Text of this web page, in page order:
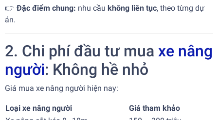
👉Đặc điểm chung: nhu cầu không liên tục, theo từng dự
án.
2. Chi phí đầu tư mua xe nâng
người: Không hề nhỏ
Giá mua xe nâng người hiện nay:
Loại xe nâng người
Giá tham khảo